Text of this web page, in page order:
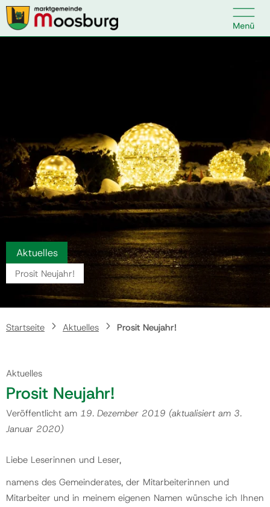
Kontakt 
Suche nach:
Kundenservice
Ihr Anliegen
Politik
Gemeinde
Aktuelles
Prosit Neujahr!
Startseite Aktuelles Prosit Neujahr!
Aktuelles
Prosit Neujahr!
Veröffentlicht am 19. Dezember 2019 (aktualisiert am 3.
Januar 2020)
Liebe Leserinnen und Leser,
namens des Gemeinderates, der Mitarbeiterinnen und
Mitarbeiter und in meinem eigenen Namen wünsche ich Ihnen